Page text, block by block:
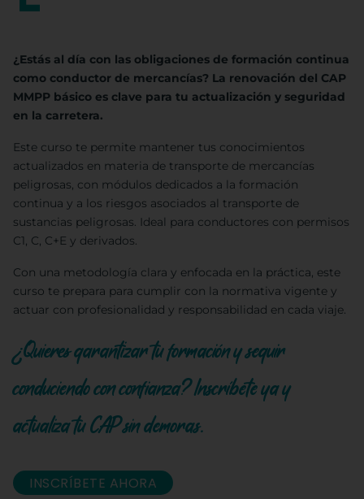
¿Estás al día con las obligaciones de formación continua
como conductor de mercancías? La renovación del CAP
MMPP básico es clave para tu actualización y seguridad
en la carretera.
Este curso te permite mantener tus conocimientos
actualizados en materia de transporte de mercancías
peligrosas, con módulos dedicados a la formación
continua y a los riesgos asociados al transporte de
sustancias peligrosas. Ideal para conductores con permisos
C1, C, C+E y derivados.
Con una metodología clara y enfocada en la práctica, este
curso te prepara para cumplir con la normativa vigente y
actuar con profesionalidad y responsabilidad en cada viaje.
¿Quieres garantizar tu formación y seguir
conduciendo con confianza? Inscríbete ya y
actualiza tu CAP sin demoras.
INSCRÍBETE AHORA